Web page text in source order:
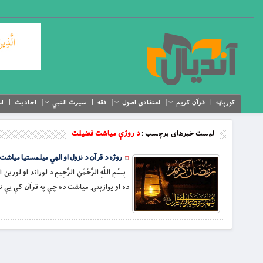
کورپاڼه قرآن کریم اعتقادي اصول فقه سیرت النبي احادیث
لیست خبرهای برچسب :د روژې میاشت فضیلت
روژه د قرآن د نزول او الهي ميلمستيا مياشت
بِسْمِ اللَّهِ الرَّحْمَنِ الرَّحِيمِ د لوراند او
ده او يوازېنۍ مياشت ده چې په قرآن کې يې